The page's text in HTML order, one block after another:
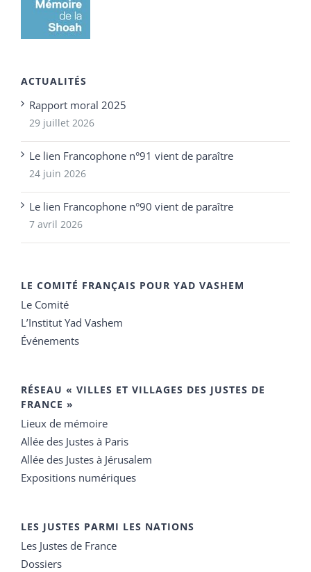
ACTUALITÉS
Rapport moral 2025
29 juillet 2026
Le lien Francophone n°91 vient de paraître
24 juin 2026
Le lien Francophone n°90 vient de paraître
7 avril 2026
LE COMITÉ FRANÇAIS POUR YAD VASHEM
Le Comité
L’Institut Yad Vashem
Événements
RÉSEAU « VILLES ET VILLAGES DES JUSTES DE
FRANCE »
Lieux de mémoire
Allée des Justes à Paris
Allée des Justes à Jérusalem
Expositions numériques
LES JUSTES PARMI LES NATIONS
Les Justes de France
Dossiers